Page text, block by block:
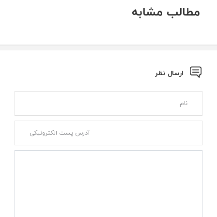
مطالب مشابه
ارسال نظر